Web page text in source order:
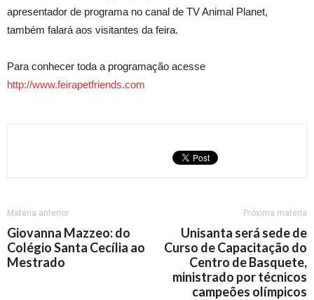
apresentador de programa no canal de TV Animal Planet,
também falará aos visitantes da feira.
Para conhecer toda a programação acesse
http://www.feirapetfriends.com
Matéria anterior
Giovanna Mazzeo: do
Colégio Santa Cecília ao
Mestrado
Próxima matéria
Unisanta será sede de
Curso de Capacitação do
Centro de Basquete,
ministrado por técnicos
campeões olímpicos